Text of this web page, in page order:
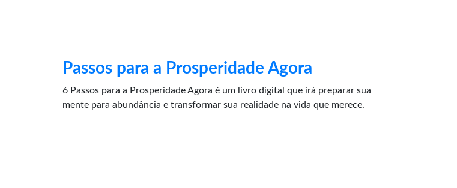
Passos para a Prosperidade Agora
6 Passos para a Prosperidade Agora é um livro digital que irá preparar sua
mente para abundância e transformar sua realidade na vida que merece.